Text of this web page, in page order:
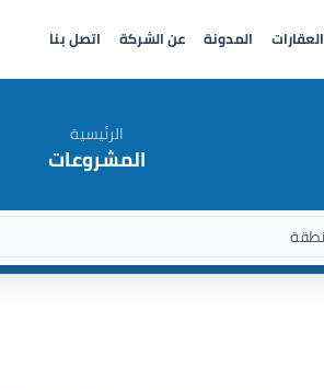
العقارات المدونة عن الشركة اتصل بنا
الرئيسية
المشروعات